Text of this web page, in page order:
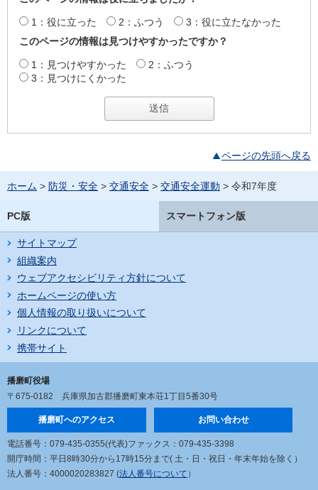
1：役に立った 2：ふつう
3：役に立たなかった
このページの情報は見つけやすかったですか？
1：見つけやすかった
2：ふつう
3：見つけにくかった
ページの先頭へ戻る
ホーム > 防災・安全 > 交通安全 > 交通安全運動 > 令和7年度
PC版 スマートフォン版
サイトマップ
組織案内
ウェブアクセシビリティ方針について
ホームページの使い方
個人情報の取り扱いについて
リンクについて
携帯サイト
播磨町役場
〒675-0182 兵庫県加古郡播磨町東本荘1丁目5番30号
播磨町へのアクセス お問い合わせ
電話番号：079-435-0355(代表)ファックス：079-435-3398
開庁時間：平日8時30分から17時15分まで( 土・日・祝日・年末年始を除く）
法人番号：4000020283827 (法人番号について ）